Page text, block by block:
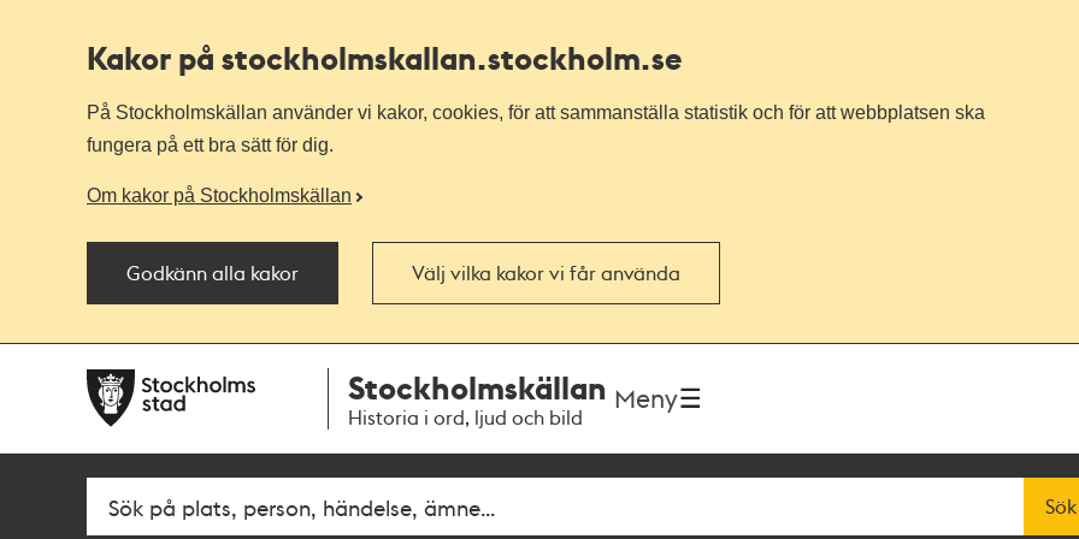
Kakor på stockholmskallan.stockholm.se
På Stockholmskällan använder vi kakor, cookies, för att sammanställa statistik och för att webbplatsen ska
fungera på ett bra sätt för dig.
Om kakor på Stockholmskällan
Godkänn alla kakor Välj vilka kakor vi får använda
navigationen
huvudinnehållet
Stockholmskällan
Historia i ord, ljud och bild
Meny
Fritextsök Sök